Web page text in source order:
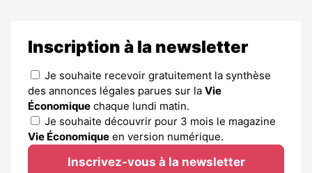
Inscription à la newsletter
Je souhaite recevoir gratuitement la synthèse
des annonces légales parues sur la Vie
Économique chaque lundi matin.
Je souhaite découvrir pour 3 mois le magazine
Vie Économique en version numérique.
Inscrivez-vous à la newsletter